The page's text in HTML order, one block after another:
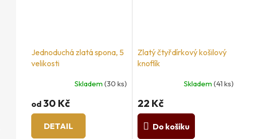
Jednoduchá zlatá spona, 5
velikosti
Skladem(30 ks)
od 30 Kč
DETAIL
Zlatý čtyřdírkový košilový
knoflík
Skladem(41 ks)
22 Kč
Do košíku